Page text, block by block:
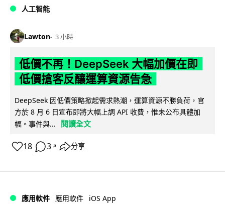
人工智能
Lawton 3 小時
低價不再！DeepSeek 大幅加價在即
低價搶客反釀運算資源告急
DeepSeek 因低價策略掀起需求熱潮，運算資源不勝負荷，官
方於 8 月 6 日宣布即將大幅上調 API 收費，惟未公布具體加
幅。事件與...
閱讀全文
18 3 ↗ 分享
應用軟件 應用軟件 iOS App